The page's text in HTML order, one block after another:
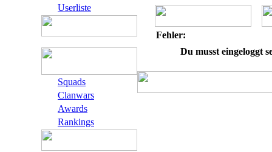
Userliste
Squads
Clanwars
Awards
Rankings
Fehler:
Du musst eingeloggt